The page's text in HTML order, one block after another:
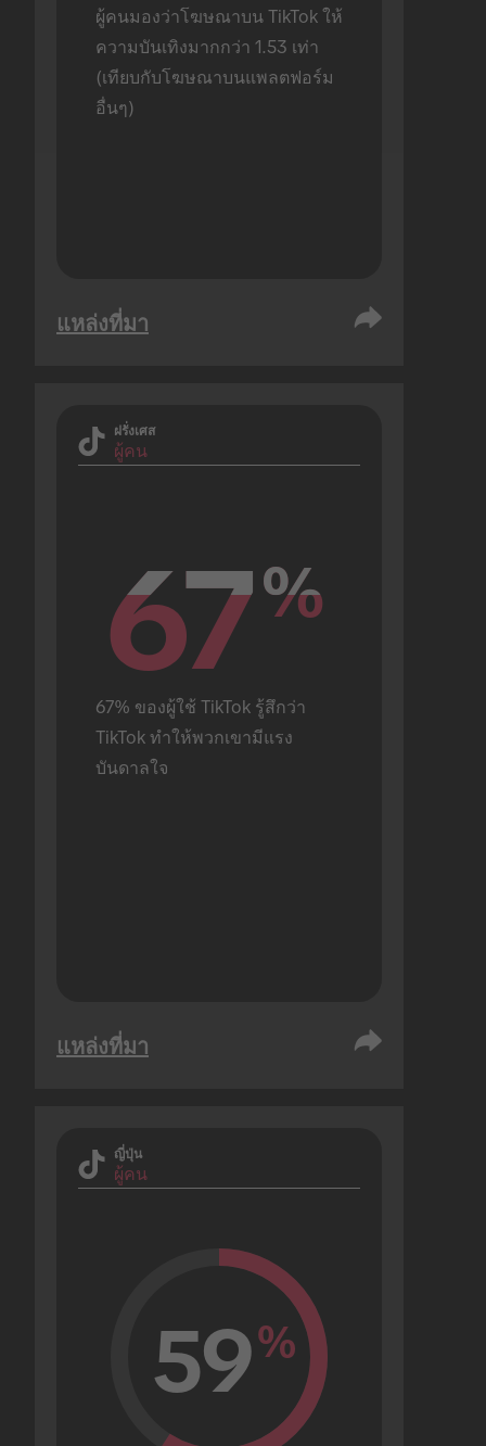
ผู้คนมองว่าโฆษณาบน TikTok ให้
ความบันเทิงมากกว่า 1.53 เท่า
(เทียบกับโฆษณาบนแพลตฟอร์ม
อื่นๆ)
แหล่งที่มา
ฝรั่งเศส
ผู้คน
67%
67%
67% ของผู้ใช้ TikTok รู้สึกว่า
TikTok ทำให้พวกเขามีแรง
บันดาลใจ
แหล่งที่มา
ญี่ปุ่น
ผู้คน
59%